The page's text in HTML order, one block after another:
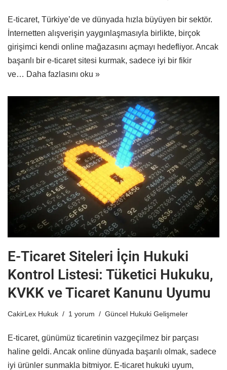
E-ticaret, Türkiye’de ve dünyada hızla büyüyen bir sektör.
İnternetten alışverişin yaygınlaşmasıyla birlikte, birçok
girişimci kendi online mağazasını açmayı hedefliyor. Ancak
başarılı bir e-ticaret sitesi kurmak, sadece iyi bir fikir
ve… Daha fazlasını oku »
E-Ticaret Siteleri İçin Hukuki
Kontrol Listesi: Tüketici Hukuku,
KVKK ve Ticaret Kanunu Uyumu
CakirLex Hukuk 1 yorum Güncel Hukuki Gelişmeler
E-ticaret, günümüz ticaretinin vazgeçilmez bir parçası
haline geldi. Ancak online dünyada başarılı olmak, sadece
iyi ürünler sunmakla bitmiyor. E-ticaret hukuki uyum,